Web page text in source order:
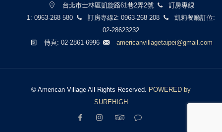
台北市士林區凱旋路61巷2弄2號
訂房專線
1: 0963-268 580
訂房專線2: 0963-268 208
凱莉餐廳訂位:
02-28623232
傳真: 02-2861-6996
americanvillagetaipei@gmail.com
© American Village All Rights Reserved.
POWERED by
SUREHIGH